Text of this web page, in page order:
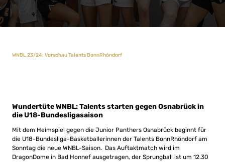
WNBL 23/24: Vorschau Talents BonnRhöndorf
Wundertüte WNBL: Talents starten gegen Osnabrück in
die U18-Bundesligasaison
Mit dem Heimspiel gegen die Junior Panthers Osnabrück beginnt für
die U18-Bundesliga-Basketballerinnen der Talents BonnRhöndorf am
Sonntag die neue WNBL-Saison. Das Auftaktmatch wird im
DragonDome in Bad Honnef ausgetragen, der Sprungball ist um 12.30